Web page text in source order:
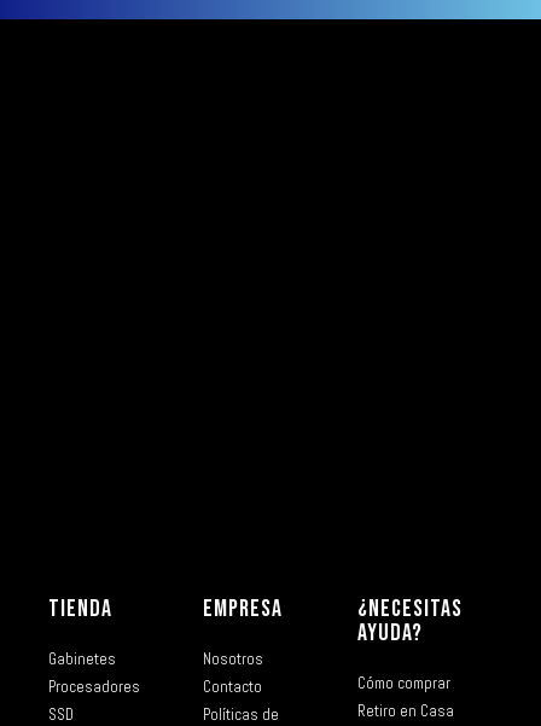
TIENDA
Gabinetes
Procesadores
SSD
EMPRESA
Nosotros
Contacto
Políticas de
¿NECESITAS
AYUDA?
Cómo comprar
Retiro en Casa